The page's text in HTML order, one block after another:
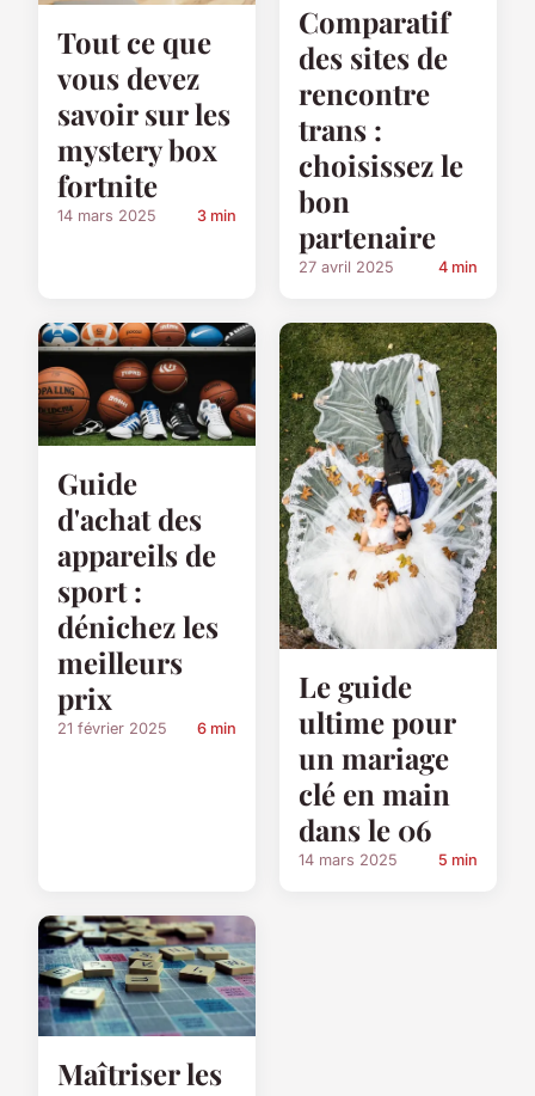
Tout ce que
vous devez
savoir sur les
mystery box
fortnite
14 mars 2025 3 min
Comparatif
des sites de
rencontre
trans :
choisissez le
bon
partenaire
27 avril 2025 4 min
Guide
d'achat des
appareils de
sport :
dénichez les
meilleurs
prix
21 février 2025 6 min
Le guide
ultime pour
un mariage
clé en main
dans le 06
14 mars 2025 5 min
Maîtriser les